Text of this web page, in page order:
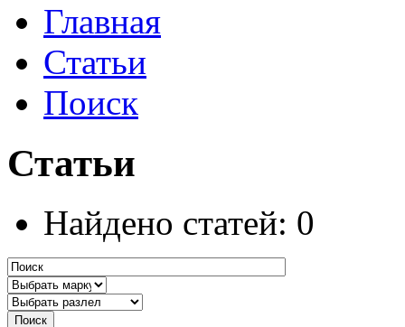
Главная
Статьи
Поиск
Статьи
Найдено статей: 0